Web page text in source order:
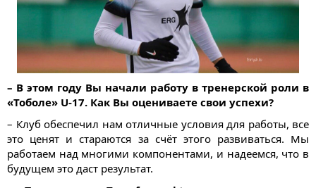
– В этом году Вы начали работу в тренерской роли в
«Тоболе» U-17. Как Вы оцениваете свои успехи?
– Клуб обеспечил нам отличные условия для работы, все
это ценят и стараются за счёт этого развиваться. Мы
работаем над многими компонентами, и надеемся, что в
будущем это даст результат.